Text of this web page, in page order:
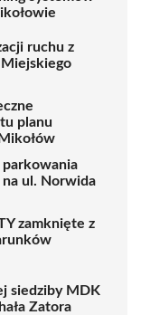
ruchu z
planu
parkowania
na ul. Norwida
zamknięte z
siedziby MDK
Zatora